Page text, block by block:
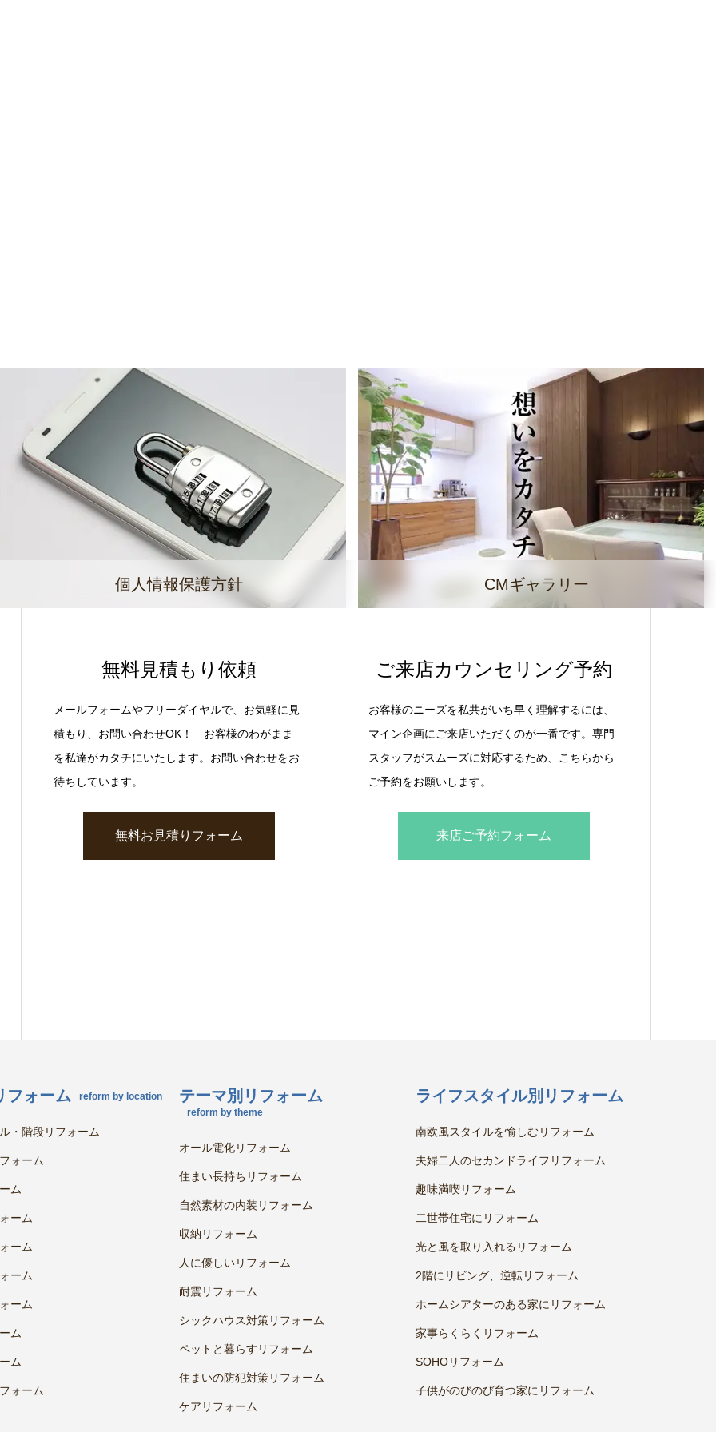
個人情報保護方針 CMギャラリー
無料見積もり依頼
メールフォームやフリーダイヤルで、お気軽に見
積もり、お問い合わせOK！ お客様のわがまま
を私達がカタチにいたします。お問い合わせをお
待ちしています。
無料お見積りフォーム
ご来店カウンセリング予約
お客様のニーズを私共がいち早く理解するには、
マイン企画にご来店いただくのが一番です。専門
スタッフがスムーズに対応するため、こちらから
ご予約をお願いします。
来店ご予約フォーム
フォーム reform by location
・階段リフォーム
ォーム
ム
ーム
ーム
ーム
ーム
ム
ム
ォーム
テーマ別リフォーム
reform by theme
オール電化リフォーム
住まい長持ちリフォーム
自然素材の内装リフォーム
収納リフォーム
人に優しいリフォーム
耐震リフォーム
シックハウス対策リフォーム
ペットと暮らすリフォーム
住まいの防犯対策リフォーム
ケアリフォーム
ライフスタイル別リフォーム
南欧風スタイルを愉しむリフォーム
夫婦二人のセカンドライフリフォーム
趣味満喫リフォーム
二世帯住宅にリフォーム
光と風を取り入れるリフォーム
2階にリビング、逆転リフォーム
ホームシアターのある家にリフォーム
家事らくらくリフォーム
SOHOリフォーム
子供がのびのび育つ家にリフォーム